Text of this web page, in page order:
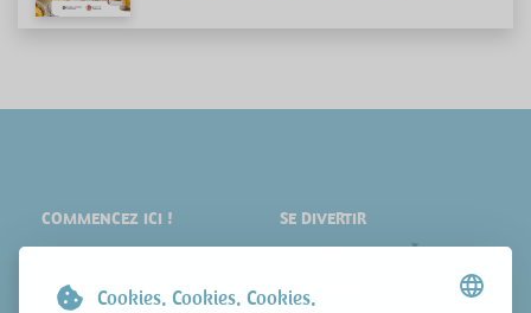
Cookies. Cookies. Cookies.
COMMENCEZ ICI !
LIEUX
À VOIR
SE DIVERTIR
SHOPPING
ÉVÉNEMENTS